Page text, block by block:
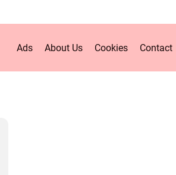
Ads About Us Cookies Contact